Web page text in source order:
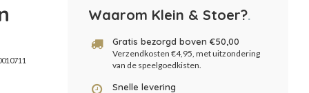
Waarom Klein & Stoer?.
Gratis bezorgd boven €50,00
Verzendkosten €4,95, met uitzondering
van de speelgoedkisten.
Snelle levering